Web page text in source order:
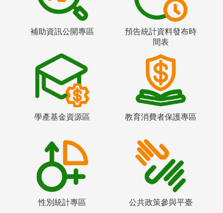
補助資訊公開專區
預告統計資料發布時
間表
學產基金資源區 教育消費者保護專區
性別統計專區 公共政策參與平臺